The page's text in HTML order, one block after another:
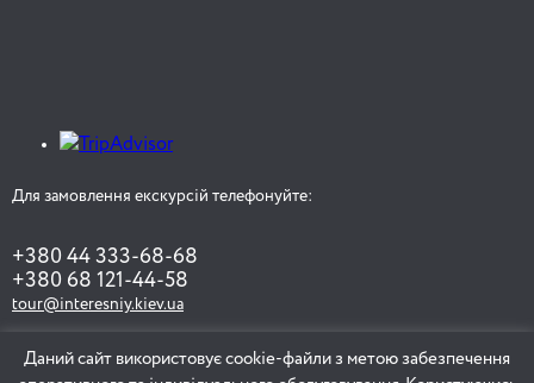
Даний сайт використовує cookie-файли з метою забезпечення
Для замовлення екскурсій телефонуйте:
+380 44 333-68-68
+380 68 121-44-58
tour@interesniy.kiev.ua